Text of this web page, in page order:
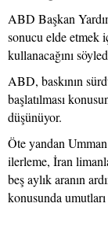
ABD Başkan
sonucu elde etmek
kullanacağını
ABD, baskının
başlatılması
düşünüyor.
Öte yandan
ilerleme, İran
beş aylık aranın
konusunda umutları